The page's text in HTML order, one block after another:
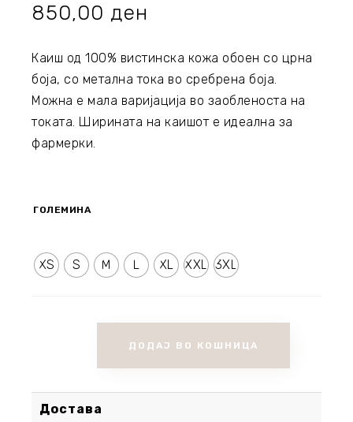
850,00 ден
Каиш од 100% вистинска кожа обоен со црна
боја, со метална тока во сребрена боја.
Можна е мала варијација во заобленоста на
токата. Ширината на каишот е идеална за
фармерки.
ГОЛЕМИНА
XS S M L XL XXL 3XL
ДОДАЈ ВО КОШНИЦА
Достава